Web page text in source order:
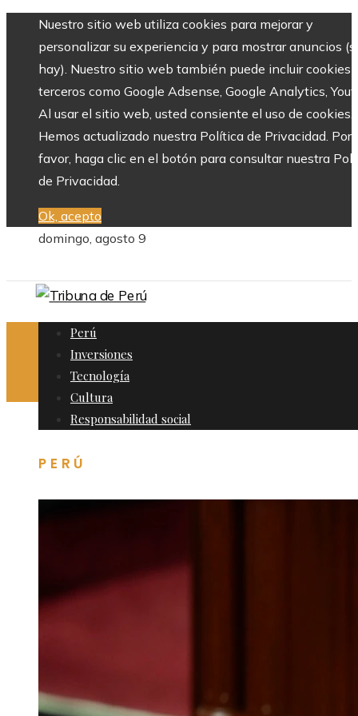
Nuestro sitio web utiliza cookies para mejorar y
personalizar su experiencia y para mostrar anuncios
hay). Nuestro sitio web también puede incluir cookies
terceros como Google Adsense, Google Analytics,
Al usar el sitio web, usted consiente el uso de cookies.
Hemos actualizado nuestra Política de Privacidad. Por
favor, haga clic en el botón para consultar nuestra
de Privacidad.
Ok, acepto
domingo, agosto 9
Perú
Inversiones
Tecnología
Cultura
Responsabilidad social
PERÚ